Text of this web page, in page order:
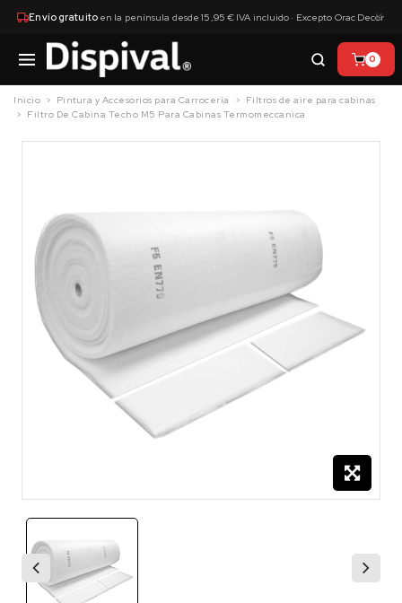
Envío gratuitoen la península desde 15,95 € IVA incluido · Excepto Orac Decor
×
0
Inicio Pintura y Accesorios para Carrocería
Filtros de aire para cabinas
Filtro De Cabina Techo M5 Para Cabinas Termomeccanica